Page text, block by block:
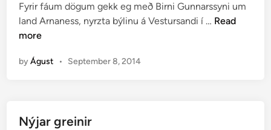
d
i
n
Fyrir fáum dögum gekk eg með Birni Gunnarssyni um
land Arnaness, nyrzta býlinu á Vestursandi í … Þ
Read
more
byÁgust • September 8, 2014
Nýjar greinir